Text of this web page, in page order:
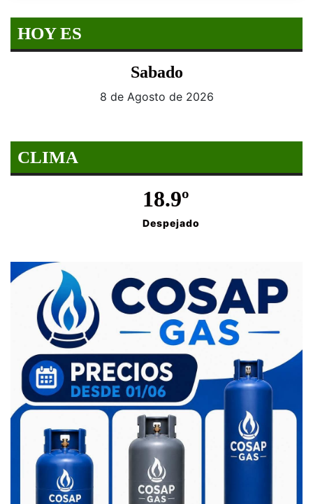
HOY ES
Sabado
8 de Agosto de 2026
CLIMA
18.9º
Despejado